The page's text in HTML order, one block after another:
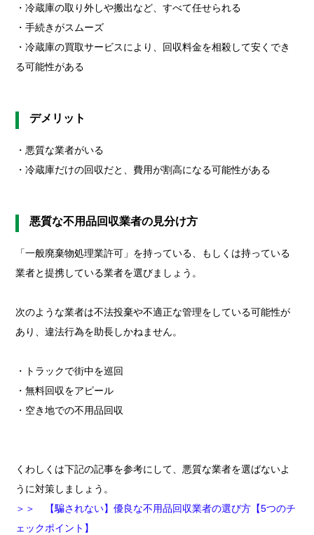
・冷蔵庫の取り外しや搬出など、すべて任せられる
・手続きがスムーズ
・冷蔵庫の買取サービスにより、回収料金を相殺して安くでき
る可能性がある
デメリット
・悪質な業者がいる
・冷蔵庫だけの回収だと、費用が割高になる可能性がある
悪質な不用品回収業者の見分け方
「一般廃棄物処理業許可」を持っている、もしくは持っている
業者と提携している業者を選びましょう。
次のような業者は不法投棄や不適正な管理をしている可能性が
あり、違法行為を助長しかねません。
・トラックで街中を巡回
・無料回収をアピール
・空き地での不用品回収
くわしくは下記の記事を参考にして、悪質な業者を選ばないよ
うに対策しましょう。
＞＞ 【騙されない】優良な不用品回収業者の選び方【5つのチ
ェックポイント】